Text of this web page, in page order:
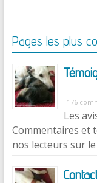
Pages les plus
176
Les
Commentaires et
nos lecteurs sur